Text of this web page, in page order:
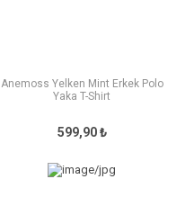
Anemoss Yelken Mint Erkek Polo
Yaka T-Shirt
599,90 ₺